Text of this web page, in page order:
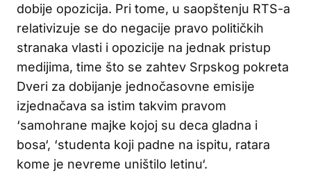
dobije opozicija. Pri tome, u saopštenju RTS-a
relativizuje se do negacije pravo političkih
stranaka vlasti i opozicije na jednak pristup
medijima, time što se zahtev Srpskog pokreta
Dveri za dobijanje jednočasovne emisije
izjednačava sa istim takvim pravom
‘samohrane majke kojoj su deca gladna i
bosa‘, ‘studenta koji padne na ispitu, ratara
kome je nevreme uništilo letinu‘.